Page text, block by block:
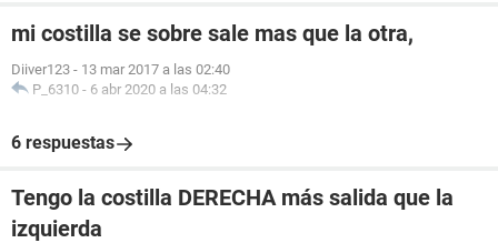
mi costilla se sobre sale mas que la otra,
Diiver123 - 13 mar 2017 a las 02:40
P_6310 - 6 abr 2020 a las 04:32
6 respuestas
Tengo la costilla DERECHA más salida que la
izquierda